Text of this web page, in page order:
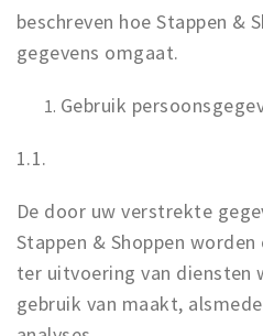
Uitjes & activiteiten
Toeristische routes
Natuurgebieden
Andere City Apps
Inloggen
beschreven hoe Stappen &
gegevens omgaat.
Gebruik
1.1.
De door uw verstrekte
Stappen & Shoppen
ter uitvoering van diensten
gebruik van maakt,